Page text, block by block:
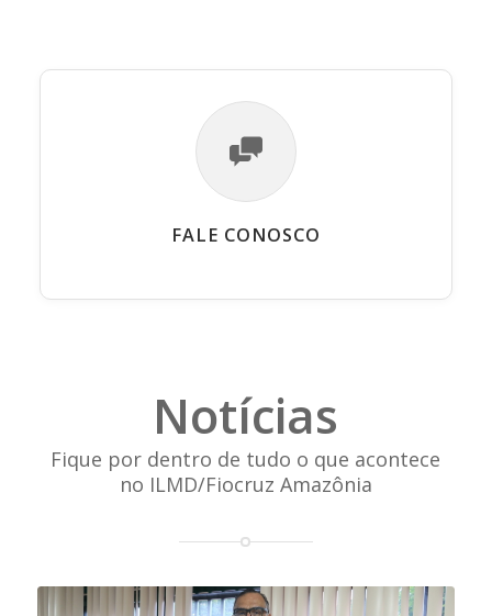
FALE CONOSCO
Notícias
Fique por dentro de tudo o que acontece
no ILMD/Fiocruz Amazônia